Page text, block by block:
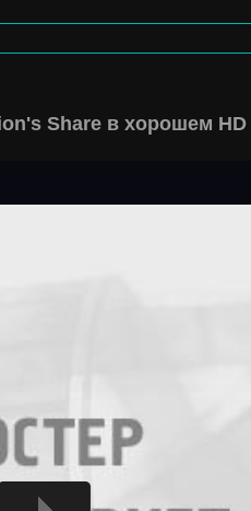
Share в хорошем HD